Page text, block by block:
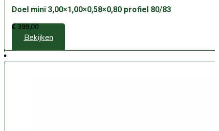
Doel mini 3,00×1,00×0,58×0,80 profiel 80/83
€ 399,00
Bekijken